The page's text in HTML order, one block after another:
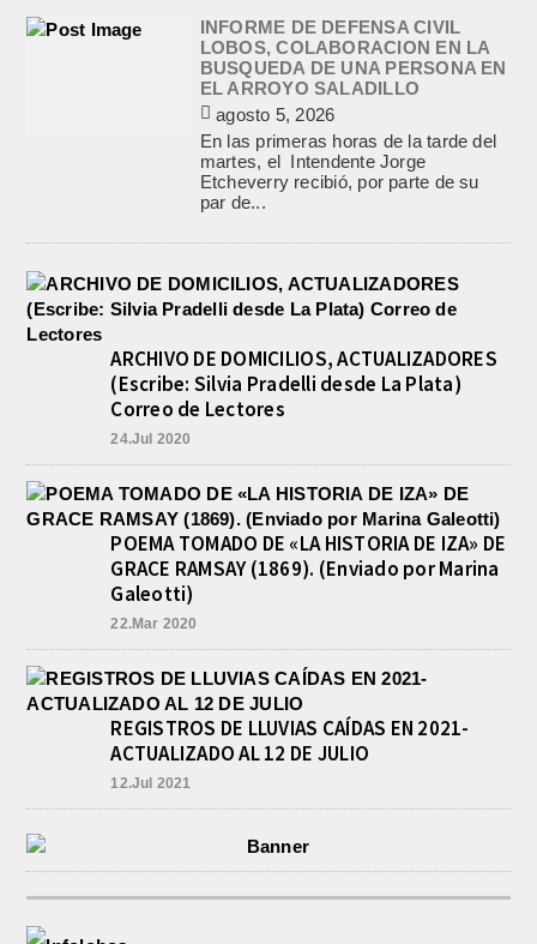
INFORME DE DEFENSA CIVIL
LOBOS, COLABORACION EN LA
BUSQUEDA DE UNA PERSONA EN
EL ARROYO SALADILLO
agosto 5, 2026
En las primeras horas de la tarde del
martes, el Intendente Jorge
Etcheverry recibió, por parte de su
par de...
ARCHIVO DE DOMICILIOS, ACTUALIZADORES
(Escribe: Silvia Pradelli desde La Plata)
Correo de Lectores
24.Jul 2020
POEMA TOMADO DE «LA HISTORIA DE IZA» DE
GRACE RAMSAY (1869). (Enviado por Marina
Galeotti)
22.Mar 2020
REGISTROS DE LLUVIAS CAÍDAS EN 2021-
ACTUALIZADO AL 12 DE JULIO
12.Jul 2021